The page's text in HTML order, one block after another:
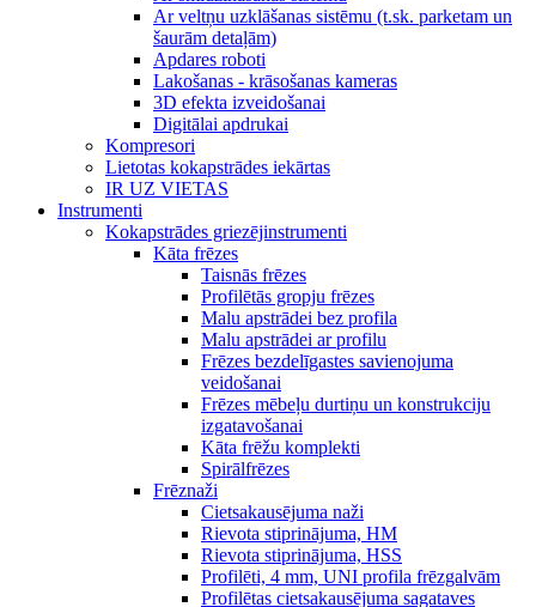
Ar veltņu uzklāšanas sistēmu (t.sk. parketam un
šaurām detaļām)
Apdares roboti
Lakošanas - krāsošanas kameras
3D efekta izveidošanai
Digitālai apdrukai
Kompresori
Lietotas kokapstrādes iekārtas
IR UZ VIETAS
Instrumenti
Kokapstrādes griezējinstrumenti
Kāta frēzes
Taisnās frēzes
Profilētās gropju frēzes
Malu apstrādei bez profila
Malu apstrādei ar profilu
Frēzes bezdelīgastes savienojuma
veidošanai
Frēzes mēbeļu durtiņu un konstrukciju
izgatavošanai
Kāta frēžu komplekti
Spirālfrēzes
Frēznaži
Cietsakausējuma naži
Rievota stiprinājuma, HM
Rievota stiprinājuma, HSS
Profilēti, 4 mm, UNI profila frēzgalvām
Profilētas cietsakausējuma sagataves